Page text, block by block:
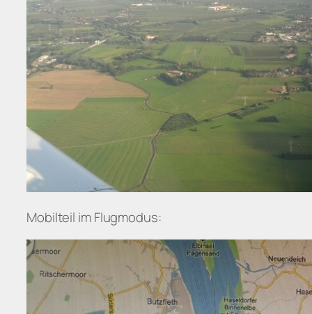
Mobilteil im Flugmodus: